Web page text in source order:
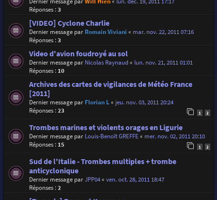
Réponses :3
[VIDEO] Cyclone Charlie
Dernier message par Romain Viviani « mar. nov. 22, 2011 07:16
Réponses :3
Video d'avion foudroyé au sol
Dernier message par Nicolas Raynaud« lun. nov. 21, 2011 01:01
Réponses : 10
Archives des cartes de vigilances de Météo France
[2011]
Dernier message par Florian L« jeu. nov. 03, 2011 20:24
Réponses :23 1 2
Trombes marines et violents orages en Ligurie
Dernier message par Louis-Benoît GREFFE« mer. nov. 02, 2011 20:10
Réponses : 15 1 2
Sud de l'Italie - Trombes multiples + trombe
anticyclonique
Dernier message parJPP04« ven. oct. 28, 2011 18:47
Réponses :2